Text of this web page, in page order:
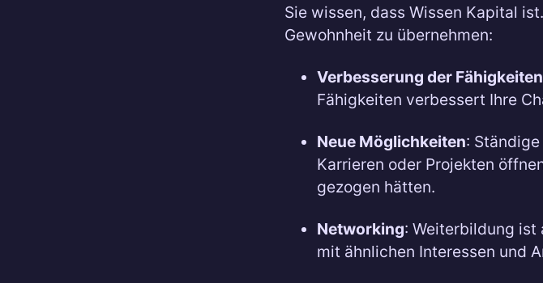
Sie wissen, dass Wissen Kapital
Gewohnheit zu übernehmen:
Verbesserung der Fähigkeiten
Fähigkeiten verbessert Ihre
Neue Möglichkeiten:
Karrieren oder Projekten
gezogen hätten.
Networking: Weiterbildung ist
mit ähnlichen Interessen und